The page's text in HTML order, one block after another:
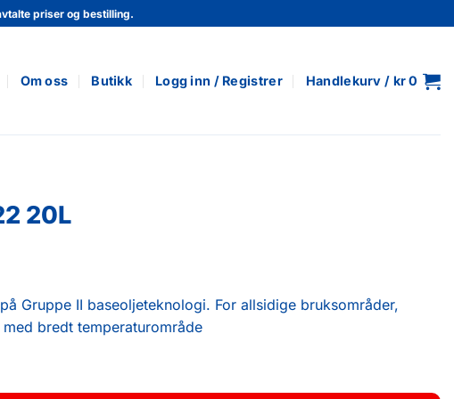
priser og bestilling.
Om oss Butikk Logg inn / Registrer Handlekurv / kr0
20L
Gruppe II baseoljeteknologi. For allsidige bruksområder,
bredt temperaturområde